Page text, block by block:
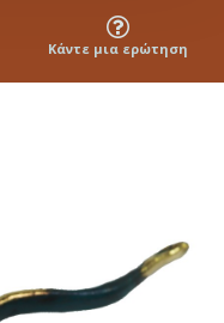
Κάντε μια ερώτηση